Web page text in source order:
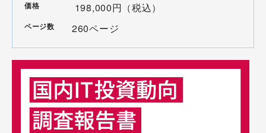
価格 198,000円（税込）
ページ数 260ページ